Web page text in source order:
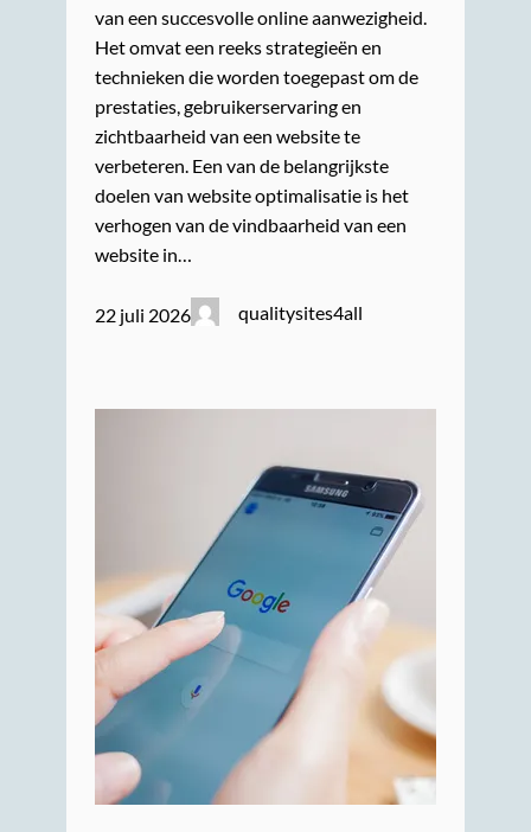
van een succesvolle online aanwezigheid.
Het omvat een reeks strategieën en
technieken die worden toegepast om de
prestaties, gebruikerservaring en
zichtbaarheid van een website te
verbeteren. Een van de belangrijkste
doelen van website optimalisatie is het
verhogen van de vindbaarheid van een
website in…
22 juli 2026 qualitysites4all